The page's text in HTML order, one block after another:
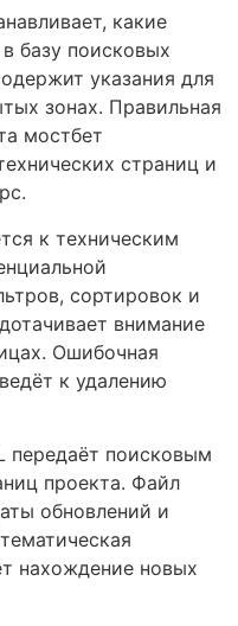
какие
базу поисковых
указания для
зонах. Правильная
мостбет
страниц и
к техническим
сортировок и
внимание
Ошибочная
к удалению
передаёт поисковым
проекта. Файл
обновлений и
нахождение новых